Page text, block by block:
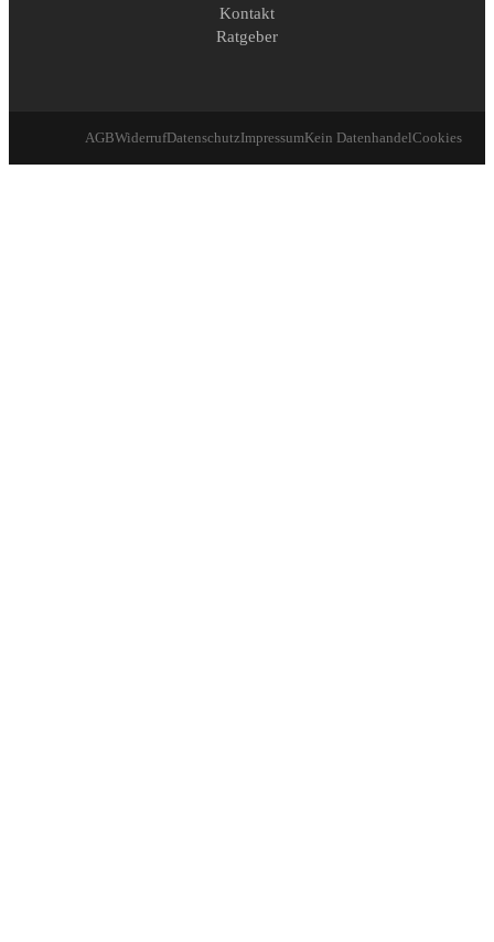
Kontakt
Ratgeber
AGBWiderrufDatenschutzImpressumKein DatenhandelCookies